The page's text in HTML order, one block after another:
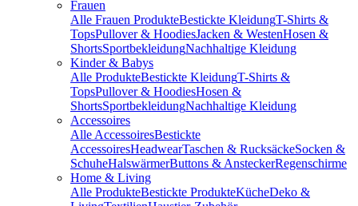
Frauen
Alle Frauen ProdukteBestickte KleidungT-Shirts &
TopsPullover & HoodiesJacken & WestenHosen &
ShortsSportbekleidungNachhaltige Kleidung
Kinder & Babys
Alle ProdukteBestickte KleidungT-Shirts &
TopsPullover & HoodiesHosen &
ShortsSportbekleidungNachhaltige Kleidung
Accessoires
Alle AccessoiresBestickte
AccessoiresHeadwearTaschen & RucksäckeSocken &
SchuheHalswärmerButtons & AnsteckerRegenschirme
Home & Living
Alle ProdukteBestickte ProdukteKücheDeko &